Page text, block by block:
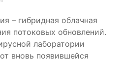
– гибридная облачная
потоковых обновлений.
лаборатории
вновь появившейся